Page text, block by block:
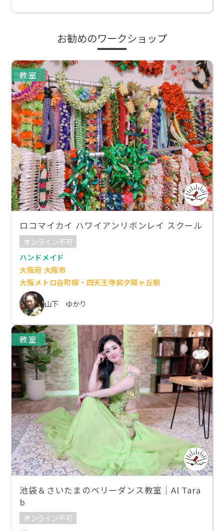
お勧めのワークショップ
教室
ロコマイカイ ハワイアンリボンレイ スクール
オンライン不可
ハンドメイド
大阪府 大阪市
大阪メトロ谷町線・四天王寺前夕陽ヶ丘駅
山下 ゆかり
教室
池袋＆さいたまのベリーダンス教室｜Al Tara
b
オンライン不可